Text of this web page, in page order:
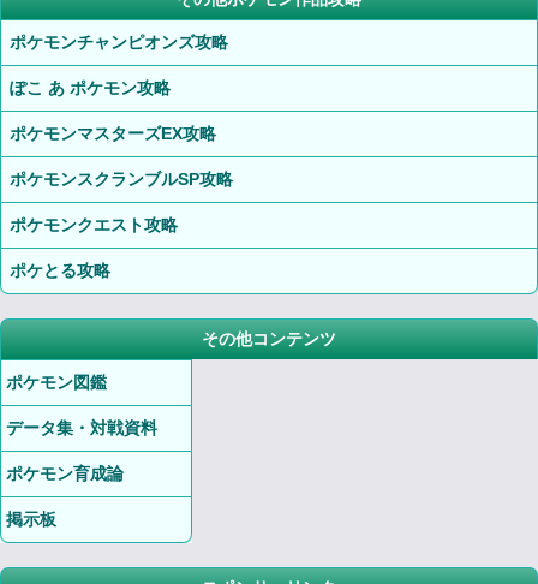
ポケモンチャンピオンズ攻略
ぽこ あ ポケモン攻略
ポケモンマスターズEX攻略
ポケモンスクランブルSP攻略
ポケモンクエスト攻略
ポケとる攻略
その他コンテンツ
ポケモン図鑑
データ集・対戦資料
ポケモン育成論
掲示板